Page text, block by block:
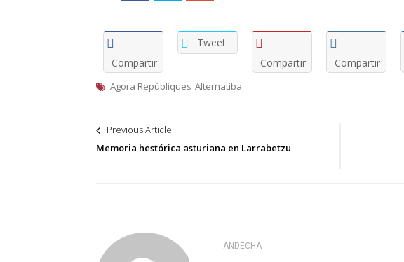
Compartir
Tweet
Compartir
Compartir
Agora Repúbliques Alternatiba
Navegación
de
Previous Article
Memoria hestórica asturiana en Larrabetzu
ANDECHA